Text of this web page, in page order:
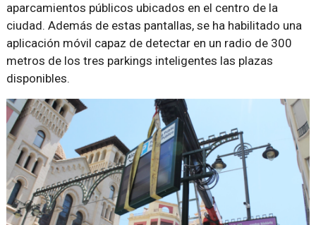
aparcamientos públicos ubicados en el centro de la
ciudad. Además de estas pantallas, se ha habilitado una
aplicación móvil capaz de detectar en un radio de 300
metros de los tres parkings inteligentes las plazas
disponibles.